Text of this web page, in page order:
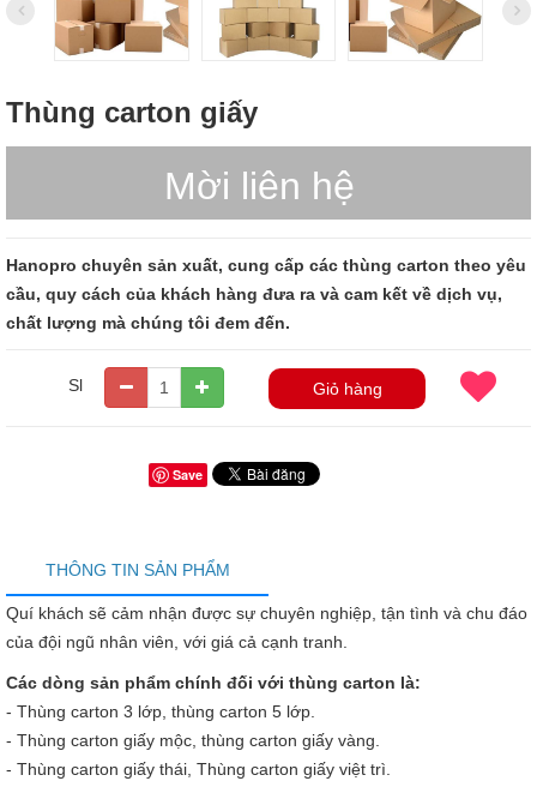
Thùng carton giấy
Mời liên hệ
Hanopro chuyên sản xuất, cung cấp các thùng carton theo yêu
cầu, quy cách của khách hàng đưa ra và cam kết về dịch vụ,
chất lượng mà chúng tôi đem đến.
Sl Giỏ hàng
Save
THÔNG TIN SẢN PHẨM
Quí khách sẽ cảm nhận được sự chuyên nghiệp, tận tình và chu đáo
của đội ngũ nhân viên, với giá cả cạnh tranh.
Các dòng sản phẩm chính đối với thùng carton là:
- Thùng carton 3 lớp, thùng carton 5 lớp.
- Thùng carton giấy mộc, thùng carton giấy vàng.
- Thùng carton giấy thái, Thùng carton giấy việt trì.